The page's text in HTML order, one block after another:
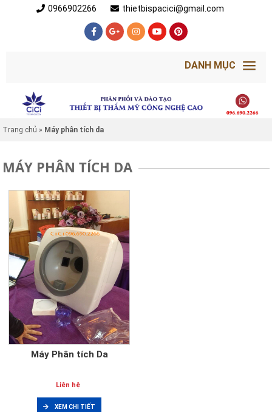
0966902266 thietbispacici@gmail.com
DANH MỤC
Trang chủ » Máy phân tích da
MÁY PHÂN TÍCH DA
Máy Phân tích Da
Liên hệ
XEM CHI TIẾT